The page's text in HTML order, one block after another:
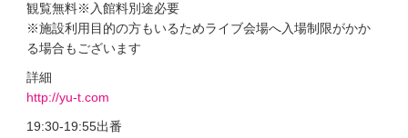
観覧無料※入館料別途必要
※施設利用目的の方もいるためライブ会場へ入場制限がかか
る場合もございます
詳細
http://yu-t.com
19:30-19:55出番